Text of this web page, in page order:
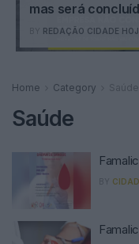
mas será
REDAÇÃO CIDADE
Home Category Saúde
Saúde
BY